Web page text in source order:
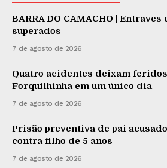
BARRA DO CAMACHO |
superados
7 de agosto de 2026
Quatro acidentes deixam
Forquilhinha em um único dia
7 de agosto de 2026
Prisão preventiva de pai
contra filho de 5 anos
7 de agosto de 2026